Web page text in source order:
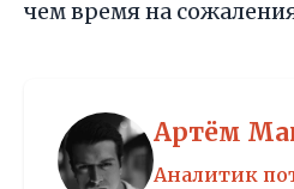
чем время на
Артём
Аналитик